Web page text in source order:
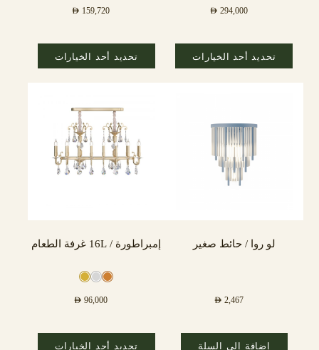
AED 294,000
تحديد أحد الخيارات
AED 159,720
تحديد أحد الخيارات
لو روا / حائط صغير
AED 2,467
إضافة إلى السلة
إمبراطورة / 16L غرفة الطعام
AED 96,000
تحديد أحد الخيارات